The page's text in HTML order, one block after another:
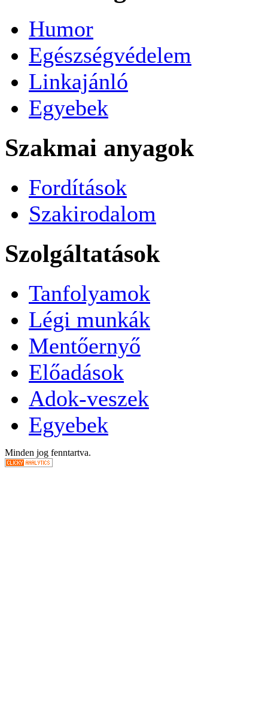
Humor
Egészségvédelem
Linkajánló
Egyebek
Szakmai anyagok
Fordítások
Szakirodalom
Szolgáltatások
Tanfolyamok
Légi munkák
Mentőernyő
Előadások
Adok-veszek
Egyebek
Minden jog fenntartva.